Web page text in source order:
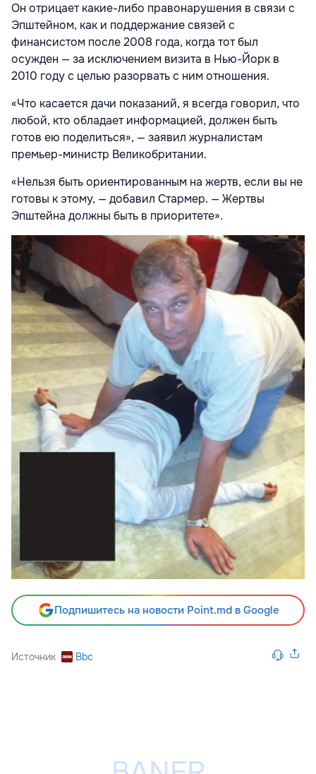
Он отрицает какие-либо правонарушения в связи с
Эпштейном, как и поддержание связей с
финансистом после 2008 года, когда тот был
осужден — за исключением визита в Нью-Йорк в
2010 году с целью разорвать с ним отношения.
«Что касается дачи показаний, я всегда говорил, что
любой, кто обладает информацией, должен быть
готов ею поделиться», — заявил журналистам
премьер-министр Великобритании.
«Нельзя быть ориентированным на жертв, если вы не
готовы к этому, — добавил Стармер. — Жертвы
Эпштейна должны быть в приоритете».
Подпишитесь на новости Point.md в Google
Источник Bbc